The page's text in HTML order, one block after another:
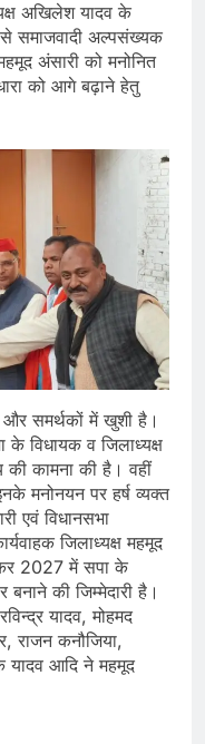
अखिलेश यादव के
से समाजवादी अल्पसंख्यक
अंसारी को मनोनित
को आगे बढ़ाने हेतु
और समर्थकों में खुशी है।
के विधायक व जिलाध्यक्ष
की कामना की है। वहीं
मनोनयन पर हर्ष व्यक्त
एवं विधानसभा
जिलाध्यक्ष महमूद
2027 में सपा के
की जिम्मेदारी है।
यादव, मोहमद
राजन कनौजिया,
यादव आदि ने महमूद